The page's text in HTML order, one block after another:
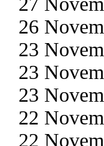
26
23
23
23
22
22